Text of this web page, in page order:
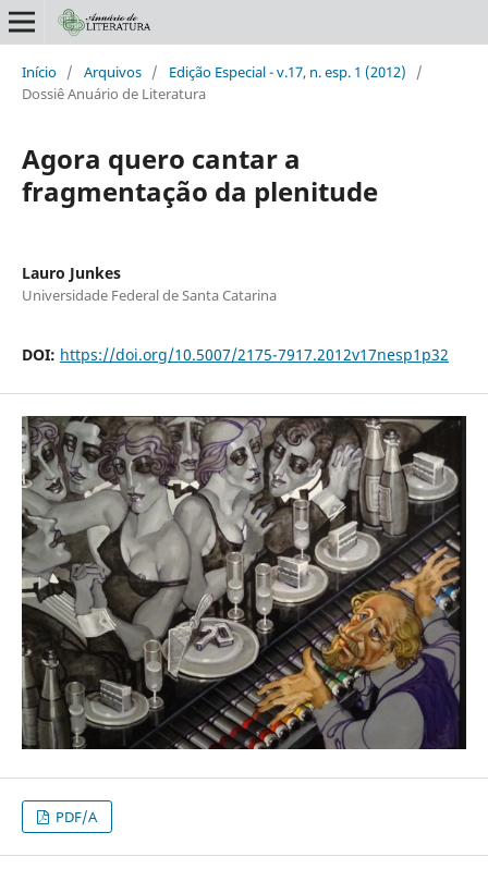
Início / Arquivos / Edição Especial - v.17, n. esp. 1 (2012)
/
Dossiê Anuário de Literatura
Agora quero cantar a
fragmentação da plenitude
Lauro Junkes
Universidade Federal de Santa Catarina
DOI: https://doi.org/10.5007/2175-7917.2012v17nesp1p32
PDF/A